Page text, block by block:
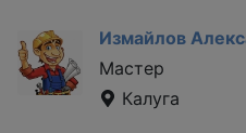
Измайлов
Мастер
Калуга